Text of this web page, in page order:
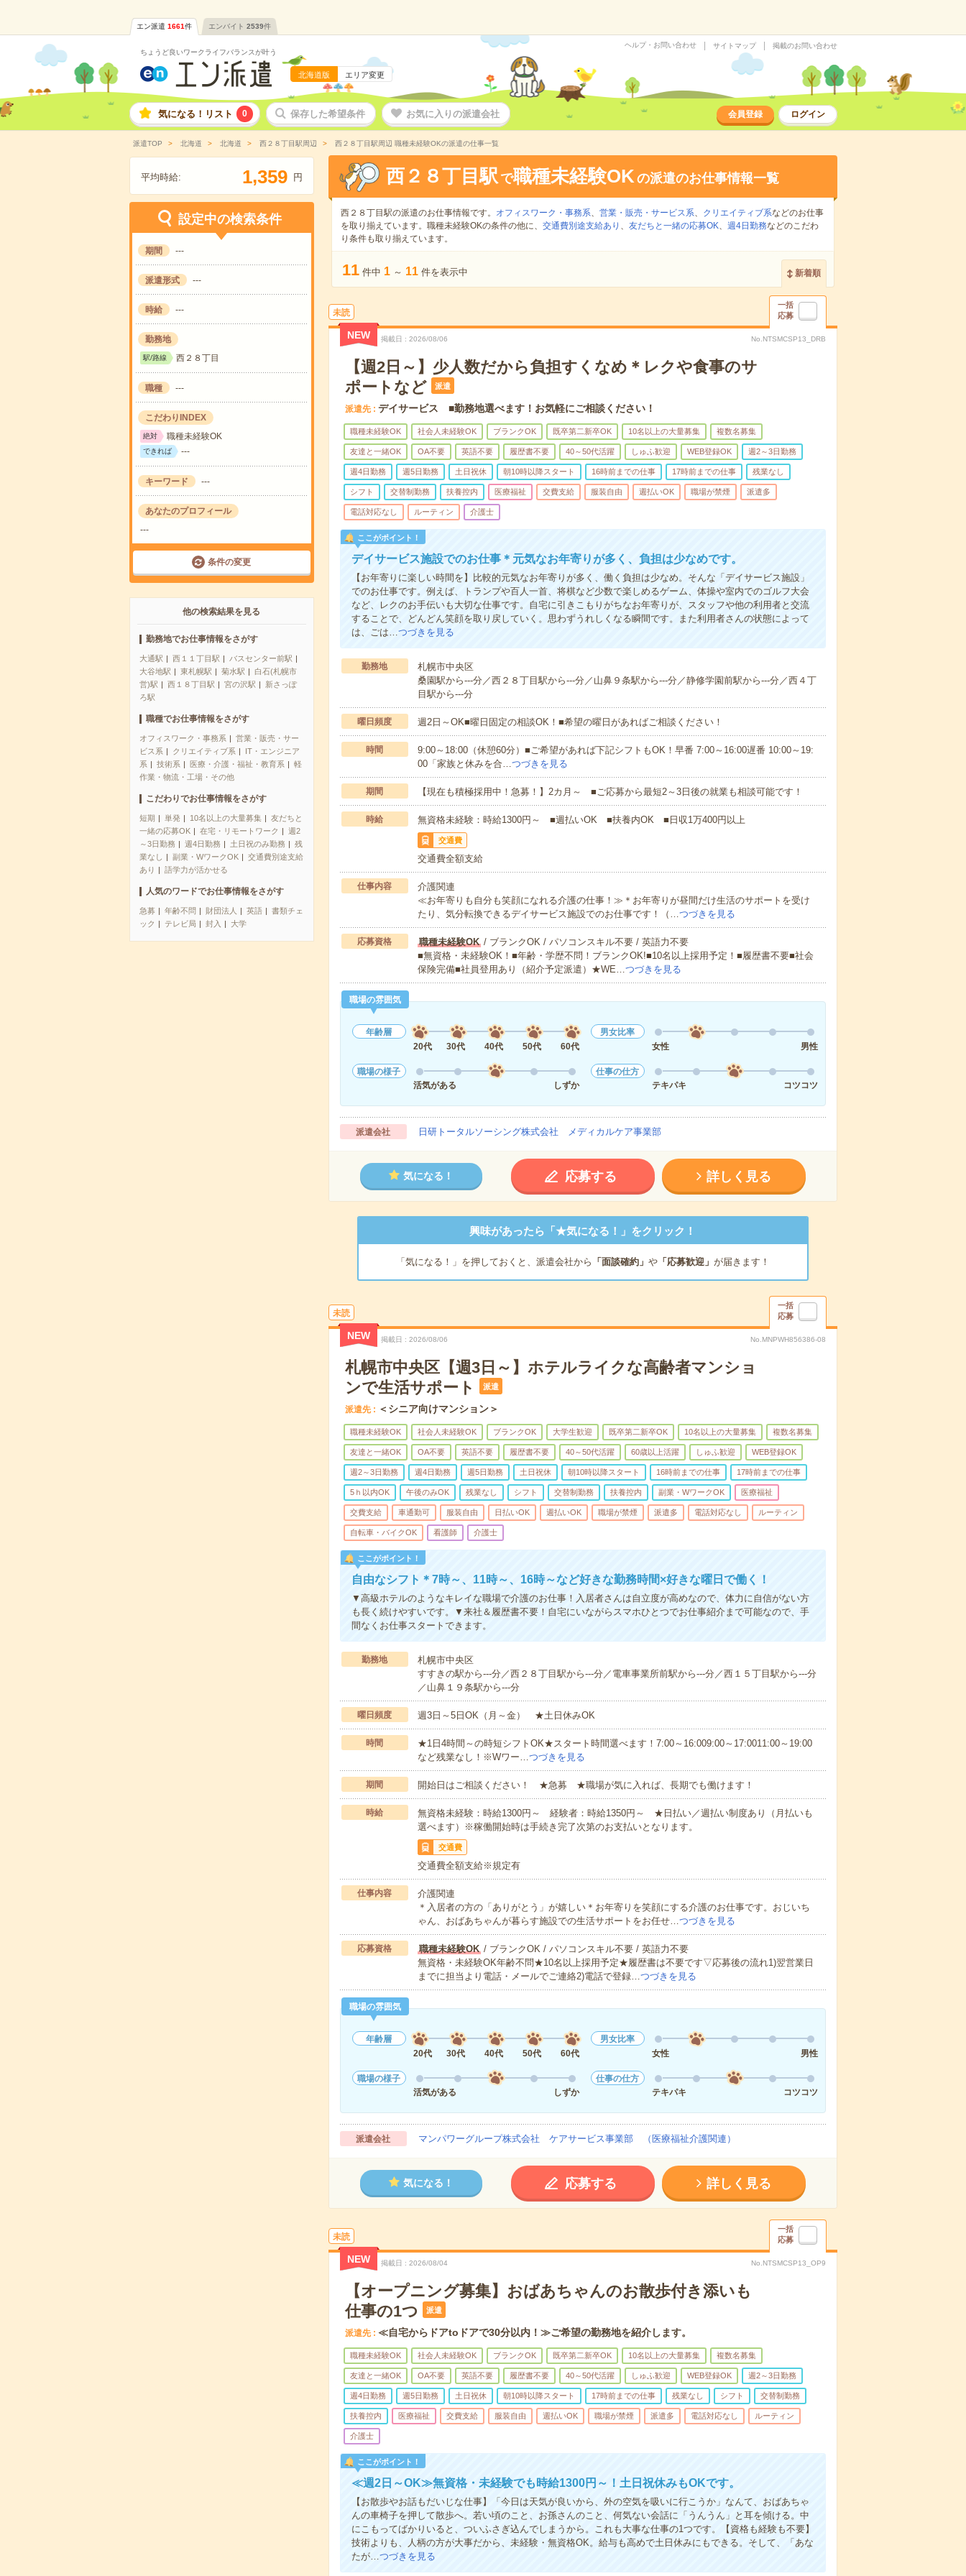
エン派遣 1661件 エンバイト 2539件
ちょうど良いワークライフバランスが叶う
北海道版 エリア変更
ヘルプ・お問い合わせ サイトマップ 掲載のお問い合わせ
気になる！リスト 0 保存した希望条件 お気に入りの派遣会社 会員登録 ログイン
派遣TOP 北海道 北海道 西２８丁目駅周辺 西２８丁目駅周辺 職種未経験OKの派遣の仕事一覧
平均時給: 1,359 円
設定中の検索条件
期間 ---
派遣形式 ---
時給 ---
勤務地
駅/路線 西２８丁目
職種 ---
こだわりINDEX
絶対 職種未経験OK
できれば ---
キーワード ---
あなたのプロフィール
---
条件の変更
他の検索結果を見る
勤務地でお仕事情報をさがす
大通駅 西１１丁目駅
バスセンター前駅
大谷地駅
東札幌駅 菊水駅
白石(札幌市
営)駅
西１８丁目駅 宮の沢駅
新さっぽ
ろ駅
職種でお仕事情報をさがす
オフィスワーク・事務系
営業・販売・サー
ビス系
クリエイティブ系
IT・エンジニア
系
技術系 医療・介護・福祉・教育系
軽
作業・物流・工場・その他
こだわりでお仕事情報をさがす
短期 単発 10名以上の大量募集
友だちと
一緒の応募OK
在宅・リモートワーク
週2
～3日勤務
週4日勤務 土日祝のみ勤務
残
業なし
副業・WワークOK
交通費別途支給
あり
語学力が活かせる
人気のワードでお仕事情報をさがす
急募 年齢不問 財団法人 英語
書類チェ
ック
テレビ局 封入 大学
西２８丁目駅 で職種未経験OKの派遣のお仕事情報一覧
西２８丁目駅の派遣のお仕事情報です。 オフィスワーク・事務系、 営業・販売・サービス系、 クリエイティブ系などのお仕事
を取り揃えています。職種未経験OKの条件の他に、 交通費別途支給あり 、 友だちと一緒の応募OK、 週4日勤務などのこだわ
り条件も取り揃えています。
11 件中 1 ～ 11 件を表示中 新着順
未読
一括
応募
NEW 掲載日 2026/08/06 No.NTSMCSP13_DRB
【週2日～】少人数だから負担すくなめ＊レクや食事のサ
ポートなど
派遣
派遣先 デイサービス ■勤務地選べます！お気軽にご相談ください！
職種未経験OK 社会人未経験OK ブランクOK 既卒第二新卒OK 10名以上の大量募集 複数名募集
友達と一緒OK OA不要 英語不要 履歴書不要 40～50代活躍 しゅふ歓迎 WEB登録OK 週2～3日勤務
週4日勤務 週5日勤務 土日祝休 朝10時以降スタート 16時前までの仕事 17時前までの仕事 残業なし
シフト 交替制勤務 扶養控内 医療福祉 交費支給 服装自由 週払いOK 職場が禁煙 派遣多
電話対応なし ルーティン 介護士
ここがポイント！
デイサービス施設でのお仕事＊元気なお年寄りが多く、負担は少なめです。
【お年寄りに楽しい時間を】比較的元気なお年寄りが多く、働く負担は少なめ。そんな「デイサービス施設」
でのお仕事です。例えば、トランプや百人一首、将棋など少数で楽しめるゲーム、体操や室内でのゴルフ大会
など、レクのお手伝いも大切な仕事です。自宅に引きこもりがちなお年寄りが、スタッフや他の利用者と交流
することで、どんどん笑顔を取り戻していく。思わずうれしくなる瞬間です。また利用者さんの状態によって
は、ごは…つづきを見る
勤務地
札幌市中央区
桑園駅から---分／西２８丁目駅から---分／山鼻９条駅から---分／静修学園前駅から---分／西４丁
目駅から---分
曜日頻度 週2日～OK■曜日固定の相談OK！■希望の曜日があればご相談ください！
時間
9:00～18:00（休憩60分）■ご希望があれば下記シフトもOK！早番 7:00～16:00遅番 10:00～19:
00「家族と休みを合…つづきを見る
期間 【現在も積極採用中！急募！】2カ月～ ■ご応募から最短2～3日後の就業も相談可能です！
時給 無資格未経験：時給1300円～ ■週払いOK ■扶養内OK ■日収1万400円以上
交通費
交通費全額支給
仕事内容
介護関連
≪お年寄りも自分も笑顔になれる介護の仕事！≫＊お年寄りが昼間だけ生活のサポートを受け
たり、気分転換できるデイサービス施設でのお仕事です！（…つづきを見る
応募資格 職種未経験OK/ ブランクOK / パソコンスキル不要 / 英語力不要
■無資格・未経験OK！■年齢・学歴不問！ブランクOK!■10名以上採用予定！■履歴書不要■社会
保険完備■社員登用あり（紹介予定派遣）★WE…つづきを見る
職場の雰囲気
年齢層
20代
30代 40代 50代 60代
男女比率
女性
男性
職場の様子
活気がある
しずか
仕事の仕方
テキパキ
コツコツ
派遣会社 日研トータルソーシング株式会社 メディカルケア事業部
気になる！ 応募する 詳しく見る
興味があったら「★気になる！」をクリック！
「気になる！」を押しておくと、派遣会社から 「面談確約」 や「応募歓迎」 が届きます！
未読
一括
応募
NEW 掲載日 2026/08/06 No.MNPWH856386-08
札幌市中央区【週3日～】ホテルライクな高齢者マンショ
ンで生活サポート
派遣
派遣先 ＜シニア向けマンション＞
職種未経験OK 社会人未経験OK ブランクOK 大学生歓迎 既卒第二新卒OK 10名以上の大量募集 複数名募集
友達と一緒OK OA不要 英語不要 履歴書不要 40～50代活躍 60歳以上活躍 しゅふ歓迎 WEB登録OK
週2～3日勤務 週4日勤務 週5日勤務 土日祝休 朝10時以降スタート 16時前までの仕事 17時前までの仕事
5ｈ以内OK 午後のみOK 残業なし シフト 交替制勤務 扶養控内 副業・WワークOK 医療福祉
交費支給 車通勤可 服装自由 日払いOK 週払いOK 職場が禁煙 派遣多 電話対応なし ルーティン
自転車・バイクOK 看護師 介護士
ここがポイント！
自由なシフト＊7時～、11時～、16時～など好きな勤務時間×好きな曜日で働く！
▼高級ホテルのようなキレイな職場で介護のお仕事！入居者さんは自立度が高めなので、体力に自信がない方
も長く続けやすいです。▼来社＆履歴書不要！自宅にいながらスマホひとつでお仕事紹介まで可能なので、手
間なくお仕事スタートできます。
勤務地
札幌市中央区
すすきの駅から---分／西２８丁目駅から---分／電車事業所前駅から---分／西１５丁目駅から---分
／山鼻１９条駅から---分
曜日頻度 週3日～5日OK（月～金） ★土日休みOK
時間
★1日4時間～の時短シフトOK★スタート時間選べます！7:00～16:009:00～17:0011:00～19:00
など残業なし！※Wワー…つづきを見る
期間 開始日はご相談ください！ ★急募 ★職場が気に入れば、長期でも働けます！
時給
無資格未経験：時給1300円～ 経験者：時給1350円～ ★日払い／週払い制度あり（月払いも
選べます）※稼働開始時は手続き完了次第のお支払いとなります。
交通費
交通費全額支給※規定有
仕事内容
介護関連
＊入居者の方の「ありがとう」が嬉しい＊お年寄りを笑顔にする介護のお仕事です。おじいち
ゃん、おばあちゃんが暮らす施設での生活サポートをお任せ…つづきを見る
応募資格 職種未経験OK/ ブランクOK / パソコンスキル不要 / 英語力不要
無資格・未経験OK年齢不問★10名以上採用予定★履歴書は不要です▽応募後の流れ1)翌営業日
までに担当より電話・メールでご連絡2)電話で登録…つづきを見る
職場の雰囲気
年齢層
20代
30代 40代 50代 60代
男女比率
女性
男性
職場の様子
活気がある
しずか
仕事の仕方
テキパキ
コツコツ
派遣会社 マンパワーグループ株式会社 ケアサービス事業部 （医療福祉介護関連）
気になる！ 応募する 詳しく見る
未読
一括
応募
NEW 掲載日 2026/08/04 No.NTSMCSP13_OP9
【オープニング募集】おばあちゃんのお散歩付き添いも
仕事の1つ
派遣
派遣先 ≪自宅からドアtoドアで30分以内！≫ご希望の勤務地を紹介します。
職種未経験OK 社会人未経験OK ブランクOK 既卒第二新卒OK 10名以上の大量募集 複数名募集
友達と一緒OK OA不要 英語不要 履歴書不要 40～50代活躍 しゅふ歓迎 WEB登録OK 週2～3日勤務
週4日勤務 週5日勤務 土日祝休 朝10時以降スタート 17時前までの仕事 残業なし シフト 交替制勤務
扶養控内 医療福祉 交費支給 服装自由 週払いOK 職場が禁煙 派遣多 電話対応なし ルーティン
介護士
ここがポイント！
≪週2日～OK≫無資格・未経験でも時給1300円～！土日祝休みもOKです。
【お散歩やお話もだいじな仕事】「今日は天気が良いから、外の空気を吸いに行こうか」なんて、おばあちゃ
んの車椅子を押して散歩へ。若い頃のこと、お孫さんのこと、何気ない会話に「うんうん」と耳を傾ける。中
にこもってばかりいると、ついふさぎ込んでしまうから。これも大事な仕事の1つです。【資格も経験も不要】
技術よりも、人柄の方が大事だから、未経験・無資格OK。給与も高めで土日休みにもできる。そして、「あな
たが…つづきを見る